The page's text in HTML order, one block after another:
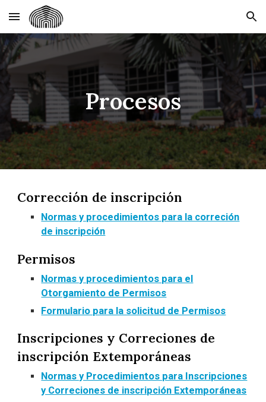
Skip to main content Skip to navigation
Procesos
Corrección de inscripción
Normas y procedimientos para la correción
de inscripción
Permisos
Normas y procedimientos para el
Otorgamiento de Permisos
Formulario para la solicitud de Permisos
Inscripciones y Correciones de
inscripción Extemporáneas
Normas y Procedimientos para Inscripciones
y Correciones de inscripción Extemporáneas